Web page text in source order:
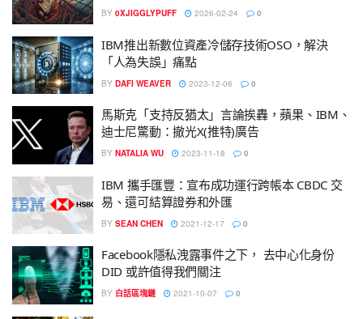
BY 0XJIGGLYPUFF 2026-02-24 0
IBM推出新數位資產冷儲存技術OSO，解決
「人為失誤」痛點
BY DAFI WEAVER 2023-12-06 0
馬斯克「支持反猶太」言論挨轟，蘋果、IBM、
迪士尼驚動：撤光X(推特)廣告
BY NATALIA WU 2023-11-18 0
IBM 攜手匯豐：宣布成功運行跨帳本 CBDC 交
易、還可結算證券和外匯
BY SEAN CHEN 2021-12-17 0
Facebook隱私洩露事件之下， 去中心化身份
DID 或許值得我們關注
BY 白話區塊鏈 2021-10-07 0